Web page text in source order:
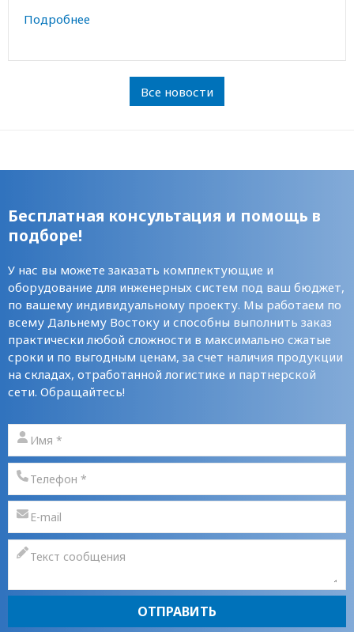
Подробнее
Все новости
Бесплатная консультация и помощь в
подборе!
У нас вы можете заказать комплектующие и
оборудование для инженерных систем под ваш бюджет,
по вашему индивидуальному проекту. Мы работаем по
всему Дальнему Востоку и способны выполнить заказ
практически любой сложности в максимально сжатые
сроки и по выгодным ценам, за счет наличия продукции
на складах, отработанной логистике и партнерской
сети. Обращайтесь!
ОТПРАВИТЬ